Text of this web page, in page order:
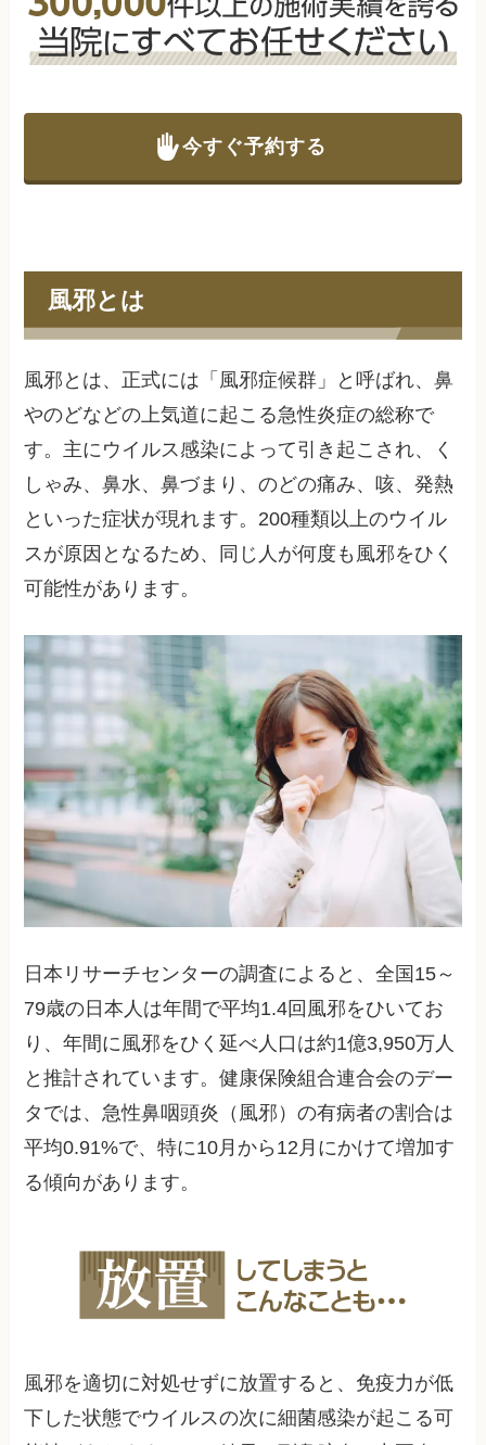
今すぐ予約する
風邪とは
風邪とは、正式には「風邪症候群」と呼ばれ、鼻
やのどなどの上気道に起こる急性炎症の総称で
す。主にウイルス感染によって引き起こされ、く
しゃみ、鼻水、鼻づまり、のどの痛み、咳、発熱
といった症状が現れます。200種類以上のウイル
スが原因となるため、同じ人が何度も風邪をひく
可能性があります。
日本リサーチセンターの調査によると、全国15～
79歳の日本人は年間で平均1.4回風邪をひいてお
り、年間に風邪をひく延べ人口は約1億3,950万人
と推計されています。健康保険組合連合会のデー
タでは、急性鼻咽頭炎（風邪）の有病者の割合は
平均0.91%で、特に10月から12月にかけて増加す
る傾向があります。
風邪を適切に対処せずに放置すると、免疫力が低
下した状態でウイルスの次に細菌感染が起こる可